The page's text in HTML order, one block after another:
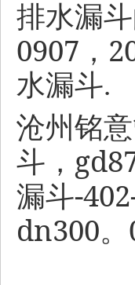
排水漏
0907 ，
水漏斗.
沧州铭
斗，
漏斗-
dn300。